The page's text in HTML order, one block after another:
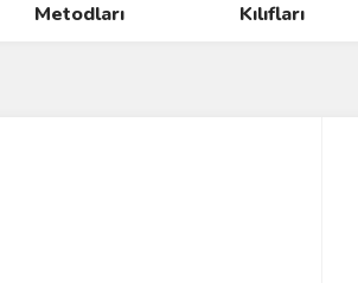
Metodları
Kılıfları